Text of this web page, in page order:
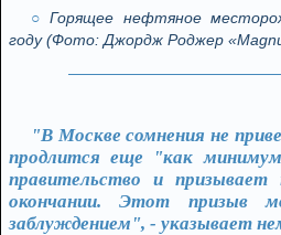
Горящее нефтяное
году (Фото: Джордж Роджер
"В Москве сомнения не
продлится еще "как
правительство и
окончании. Этот призыв
заблуждением", - указывает